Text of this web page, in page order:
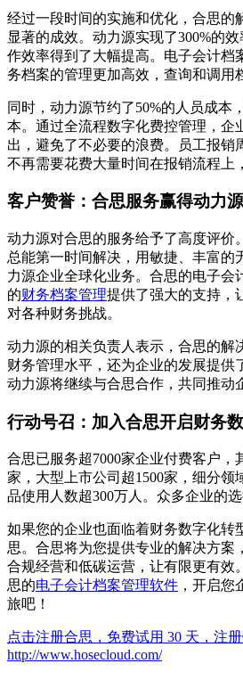
经过一段时间的实施和优化，合思的
显著的成效。动力源实现了300%的
作效率得到了大幅提高。电子会计档
务档案的管理更加高效，查询和调用
同时，动力源节约了50%的人员成本
本。通过全流程数字化费控管理，企
出，避免了不必要的浪费。员工报销
不再需要花费大量时间在报销流程上
客户赞誉：合思服务赢得动力
动力源对合思的服务给予了高度评价
总能第一时间解决，用敏捷、丰富的
力源企业全球化业务。合思的电子会
的财务档案管理提供了强大的支持，
对各种财务挑战。
动力源的相关负责人表示，合思的解
财务管理水平，还为企业的发展提供
动力源将继续与合思合作，共同推动
行动号召：加入合思开启财务
合思已服务超7000家企业付费客户，
家，大型上市公司超1500家，细分领
品使用人数超300万人。众多企业的
如果您的企业也面临着财务数字化转
思。合思将为您提供专业的解决方案
合规经营和低碳运营，让有限更有效
思的电子会计档案管理软件 ，开启您
旅吧！
点击注册合思，免费试用 30 天，注册
http://www.hosecloud.com/